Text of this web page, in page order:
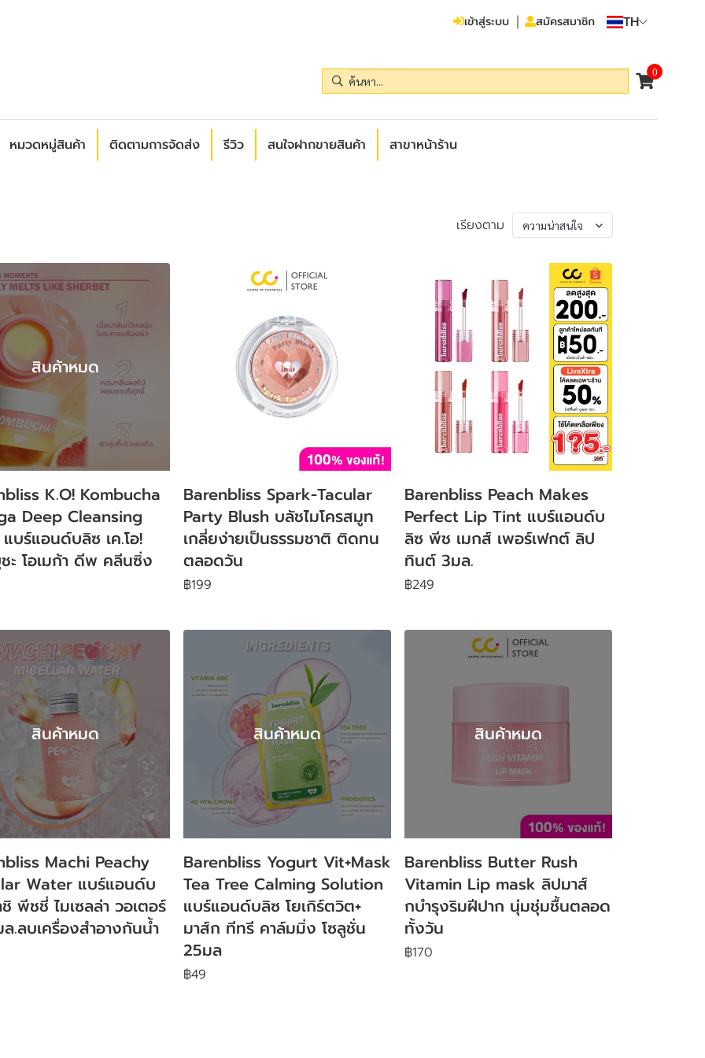
เข้าสู่ระบบ สมัครสมาชิก TH
0
หมวดหมู่สินค้า ติดตามการจัดส่ง รีวิว สนใจฝากขายสินค้า สาขาหน้าร้าน
เรียงตาม ความน่าสนใจ
สินค้าหมด
K.O! Kombucha
Deep Cleansing
บร์แอนด์บลิซ เค.โอ!
ะ โอเมก้า ดีพ คลีนซิ่ง
Barenbliss Spark-Tacular
Party Blush บลัชไมโครสมูท
เกลี่ยง่ายเป็นธรรมชาติ ติดทน
ตลอดวัน
฿199
Barenbliss Peach Makes
Perfect Lip Tint แบร์แอนด์บ
ลิซ พีช เมกส์ เพอร์เฟกต์ ลิป
ทินต์ 3มล.
฿249
สินค้าหมด
Machi Peachy
Water แบร์แอนด์บ
พีชชี่ ไมเซลล่า วอเตอร์
.ลบเครื่องสำอางกันน้ำ
สินค้าหมด
Barenbliss Yogurt Vit+Mask
Tea Tree Calming Solution
แบร์แอนด์บลิซ โยเกิร์ตวิต+
มาส์ก ทีทรี คาล์มมิ่ง โซลูชั่น
25มล
฿49
สินค้าหมด
Barenbliss Butter Rush
Vitamin Lip mask ลิปมาส์
กบำรุงริมฝีปาก นุ่มชุ่มชื้นตลอด
ทั้งวัน
฿170